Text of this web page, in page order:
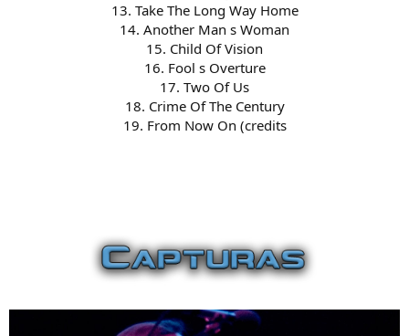
13. Take The Long Way Home
14. Another Man s Woman
15. Child Of Vision
16. Fool s Overture
17. Two Of Us
18. Crime Of The Century
19. From Now On (credits